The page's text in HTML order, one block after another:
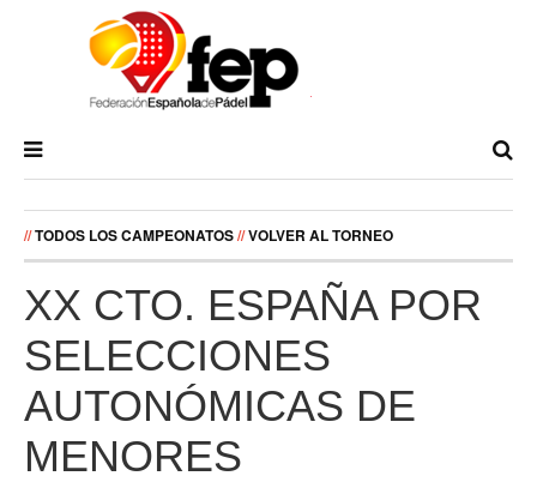
//TODOS LOS CAMPEONATOS//VOLVER AL TORNEO
XX CTO. ESPAÑA POR
SELECCIONES
AUTONÓMICAS DE
MENORES